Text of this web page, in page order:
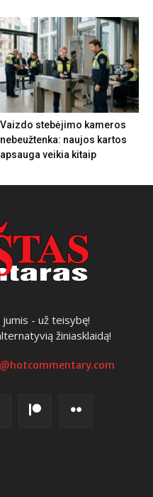
Vaizdo stebėjimo kameros
nebeužtenka: naujos kartos
apsauga veikia kitaip
- už teisybę!
žiniasklaidą!